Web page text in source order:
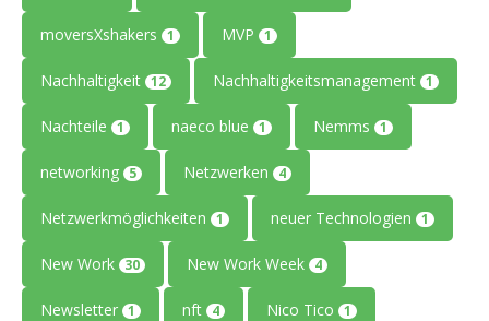
moversXshakers 1 MVP 1
Nachhaltigkeit 12 Nachhaltigkeitsmanagement 1
Nachteile 1 naeco blue 1 Nemms 1
networking 5 Netzwerken 4
Netzwerkmöglichkeiten 1 neuer Technologien 1
New Work 30 New Work Week 4
Newsletter 1 nft 4 Nico Tico 1